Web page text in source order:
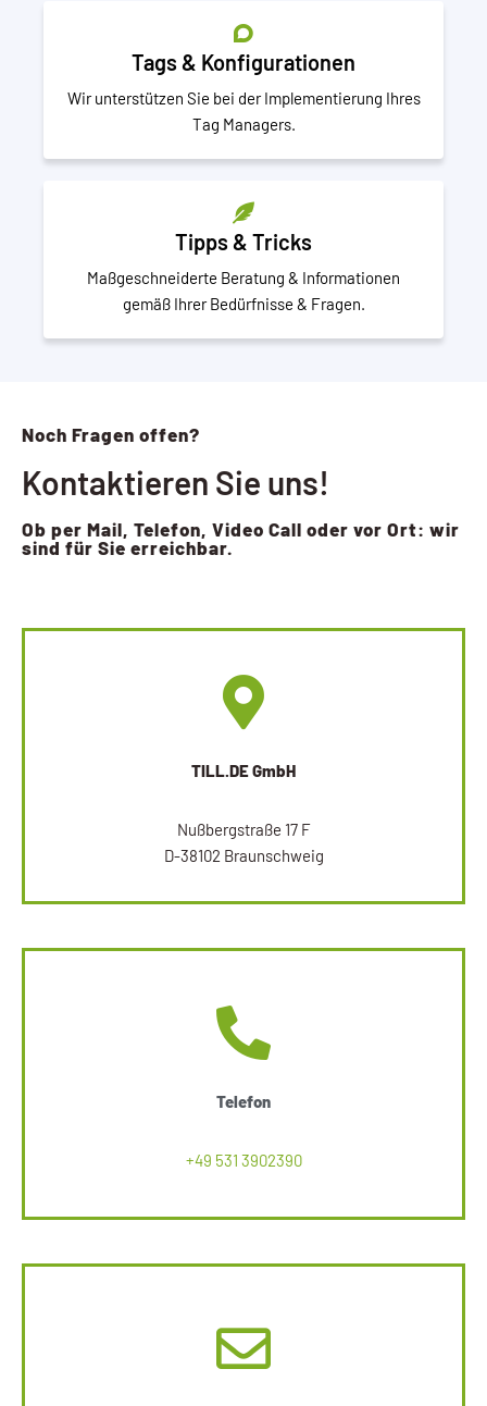
Tags & Konfigurationen
Wir unterstützen Sie bei der Implementierung Ihres
Tag Managers.
Tipps & Tricks
Maßgeschneiderte Beratung & Informationen
gemäß Ihrer Bedürfnisse & Fragen.
Noch Fragen offen?
Kontaktieren Sie uns!
Ob per Mail, Telefon, Video Call oder vor Ort: wir
sind für Sie erreichbar.
TILL.DE GmbH
Nußbergstraße 17 F
D-38102 Braunschweig
Telefon
+49 531 3902390